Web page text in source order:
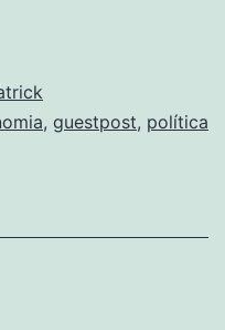
, guestpost, política